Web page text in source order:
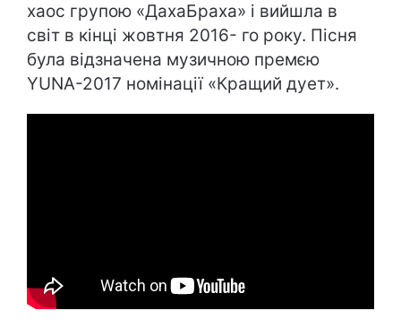
хаос групою «ДахаБраха» і вийшла в
світ в кінці жовтня 2016- го року. Пісня
була відзначена музичною премєю
YUNA-2017 номінації «Кращий дует».